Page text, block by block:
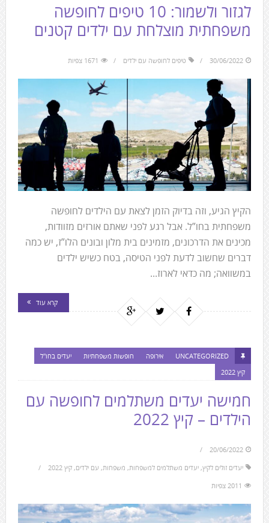
לגזור ולשמור: 10 טיפים לחופשה
משפחתית מוצלחת עם ילדים קטנים
30/06/2022 טיפים לחופשה עם ילדים 1671 צפיות
הקיץ הגיע, וזה בדיוק הזמן לצאת עם הילדים לחופשה
משפחתית בחו”ל. אבל רגע לפני שאתם אורזים מזוודות,
מכינים את הדרכונים, מזמינים בית מלון ובונים הלו”ז, יש כמה
דברים שחשוב לדעת לפני הטיסה, בטח כשיש ילדים
במשוואה; מה כדאי לארוז...
קרא עוד
UNCATEGORIZED אירופה חופשות משפחתיות
יעדים בחו"ל
קיץ 2022
חמישה יעדים משתלמים לחופשה עם
הילדים – קיץ 2022
20/06/2022
יעדים זולים לקיץ, יעדים משתלמים למשפחות, משפחות, עם ילדים, קיץ 2022
2011 צפיות